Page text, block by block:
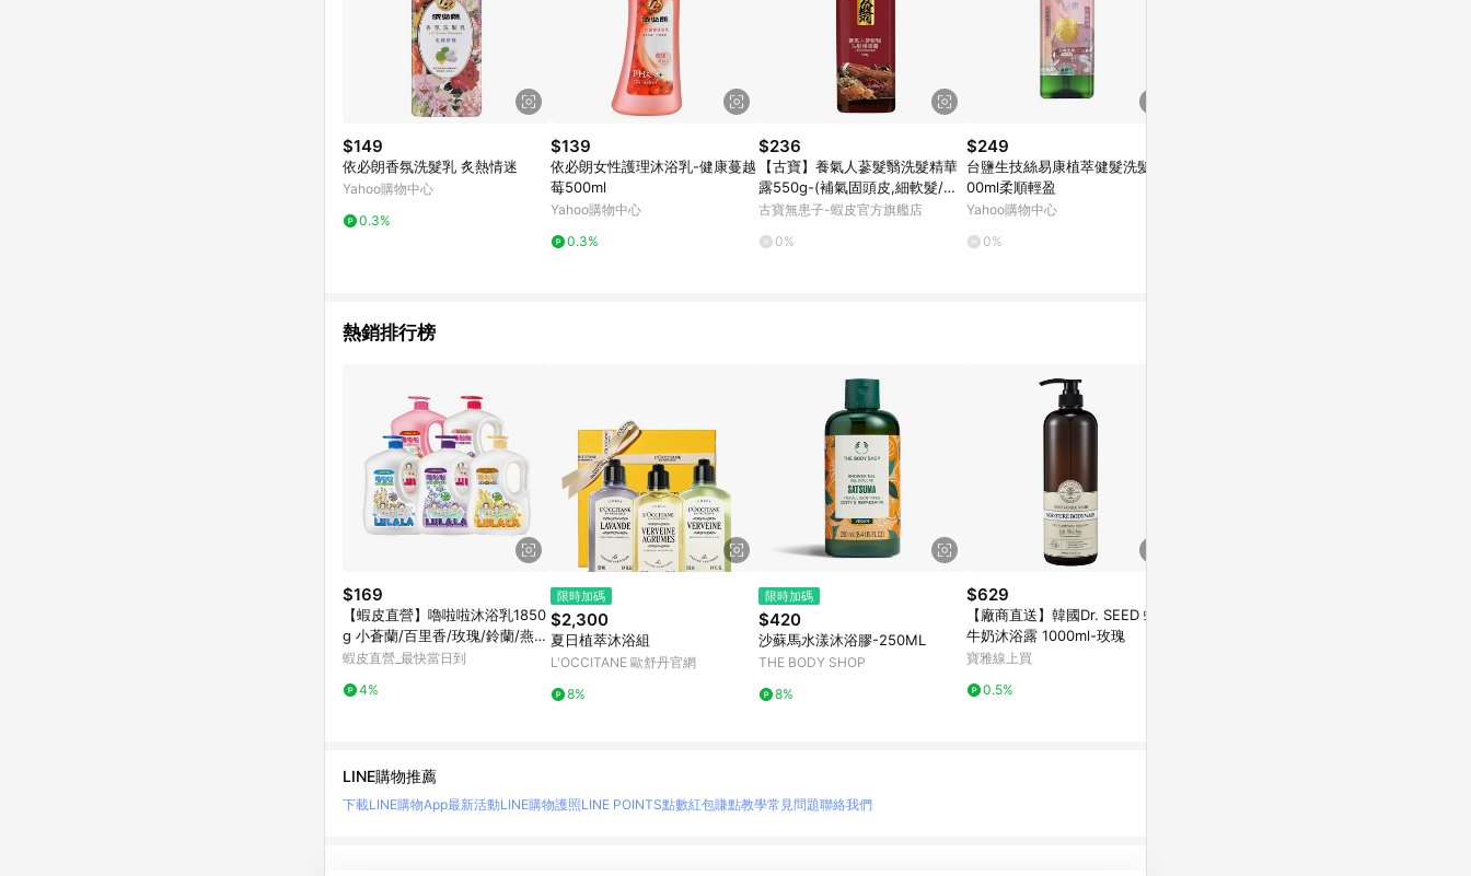
贈點爭議，請務必於訂單日期+60天以內進行洽詢確認；超過60天(含)以上進行申訴，恕無法贈點回饋。需檢附蝦皮訂
單完成、LINE購物訂單記錄，如於LINE購物訂單紀錄已呈現：「非本次前往蝦皮商店之品項，不符合回饋資格 」，則
不受理此案件。 [注意事項] 1. 如導購途中用戶由網頁版(電腦版/手機版網頁)切換為 APP 會造成追蹤中斷而無法進行
LINE POINTS 回饋。 2. 若購買過程中關閉蝦皮APP，則需重新透過LINE購物前往蝦皮特選，否則無法進行 LINE
POINTS 回饋。 3. 如用戶先前往蝦皮特選將商品加入購物車，後續透過LINE購物前往至蝦皮特選將購物車結清，此方
案將不列入 LINE POINTS 回饋。 4. 若因系統異常無法追蹤訂單，致使消費者無接收到點數回饋，蝦皮保有更改條款
與法律追訴之權利。 5. LINE購物商品價格若與蝦皮賣場實際價格有異，以蝦皮賣場價格為準。 6. 實際回饋，依蝦皮
系統盼為最終判定標準
$149
依必朗香氛洗髮乳 炙熱情迷
Yahoo購物中心
0.3%
$139
依必朗女性護理沐浴乳-健康蔓越
莓500ml
Yahoo購物中心
0.3%
$236
【古寶】養氣人蔘髮翳洗髮精華
露550g-(補氣固頭皮,細軟髮/油
頭)
古寶無患子-蝦皮官方旗艦店
0%
$249
台鹽生技絲易康植萃健髮洗髮精5
00ml柔順輕盈
Yahoo購物中心
0%
熱銷排行榜
$169
【蝦皮直營】嚕啦啦沐浴乳1850
g 小蒼蘭/百里香/玫瑰/鈴蘭/燕麥
保濕 香氛
蝦皮直營_最快當日到
4%
限時加碼
$2,300
夏日植萃沐浴組
L'OCCITANE 歐舒丹官網
8%
限時加碼
$420
沙蘇馬水漾沐浴膠-250ML
THE BODY SHOP
8%
$629
【廠商直送】韓國Dr. SEED 蜂蜜
牛奶沐浴露 1000ml-玫瑰
寶雅線上買
0.5%
LINE購物推薦
下載LINE購物App最新活動LINE購物護照LINE POINTS點數紅包賺點教學常見問題聯絡我們